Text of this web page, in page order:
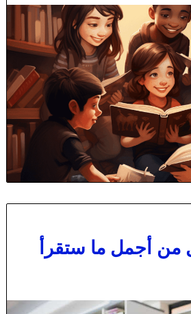
أجمل ما ستقرأ